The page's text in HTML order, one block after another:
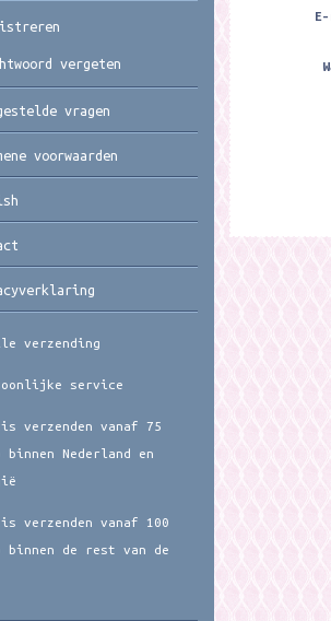
vergeten
vragen
voorwaarden
verzending
service
verzenden vanaf 75
binnen Nederland en
verzenden vanaf 100
binnen de rest van de